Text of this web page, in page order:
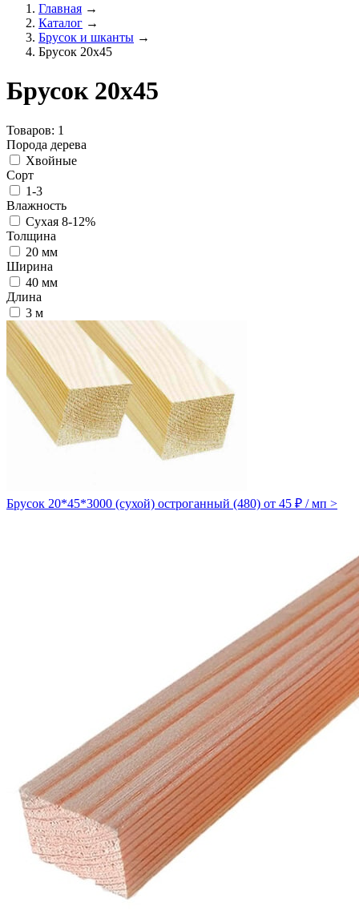
Главная →
Каталог →
Брусок и шканты →
Брусок 20х45
Брусок 20х45
Товаров: 1
Порода дерева
Хвойные
Сорт
1-3
Влажность
Сухая 8-12%
Толщина
20 мм
Ширина
40 мм
Длина
3 м
Брусок 20*45*3000 (сухой) остроганный (480) от 45 ₽ / мп >